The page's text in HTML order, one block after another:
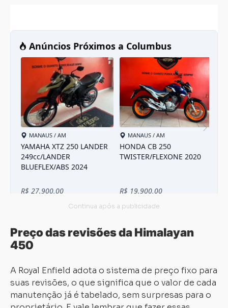
Preço das revisões da Himalayan
450
A Royal Enfield adota o sistema de preço fixo para
suas revisões, o que significa que o valor de cada
manutenção já é tabelado, sem surpresas para o